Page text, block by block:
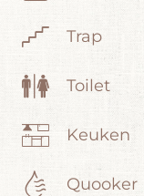
Trap
Toilet
Keuken
Quooker